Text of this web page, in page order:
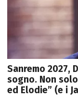
Sanremo 2027,
sogno. Non
ed Elodie” (e i